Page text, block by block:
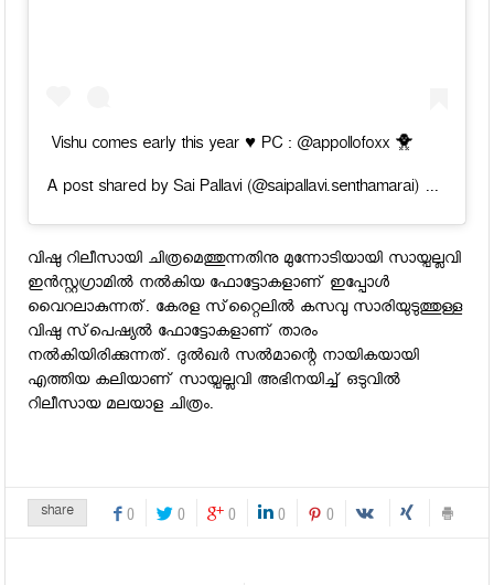
Vishu comes early this year ♥️ PC : @appollofoxx 🐥
A post shared by Sai Pallavi (@saipallavi.senthamarai) on
വിഷു റിലീസായി ചിത്രമെത്തുന്നതിനു മുന്നോടിയായി സായ്പല്ലവി
ഇന്‍സ്റ്റഗ്രാമില്‍ നല്‍കിയ ഫോട്ടോകളാണ് ഇപ്പോള്‍
വൈറലാകുന്നത്. കേരള സ്‌റ്റൈലില്‍ കസവു സാരിയുടുത്തുള്ള
വിഷു സ്‌പെഷ്യല്‍ ഫോട്ടോകളാണ് താരം
നല്‍കിയിരിക്കുന്നത്. ദുല്‍ഖര്‍ സല്‍മാന്റെ നായികയായി
എത്തിയ കലിയാണ് സായ്പല്ലവി അഭിനയിച്ച് ഒടുവില്‍
റിലീസായ മലയാള ചിത്രം.
share 0 0 0 0 0